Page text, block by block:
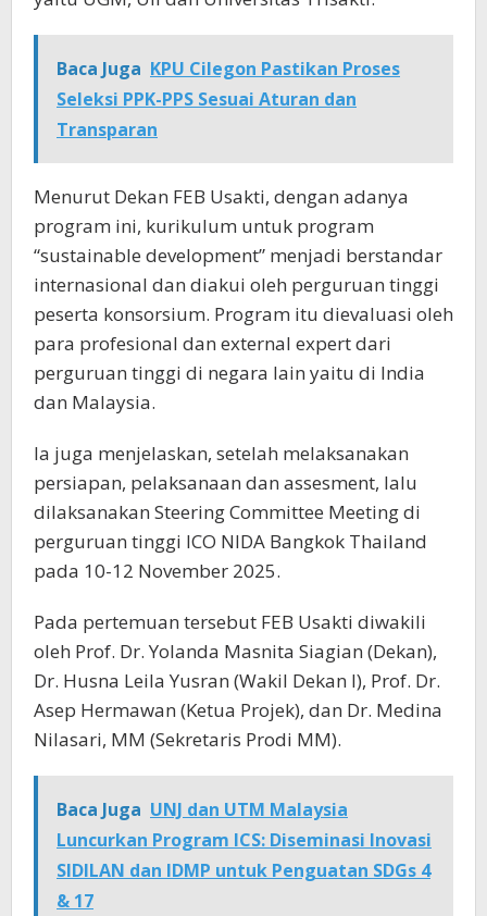
Baca Juga KPU Cilegon Pastikan Proses
Seleksi PPK-PPS Sesuai Aturan dan
Transparan
Menurut Dekan FEB Usakti, dengan adanya
program ini, kurikulum untuk program
“sustainable development” menjadi berstandar
internasional dan diakui oleh perguruan tinggi
peserta konsorsium. Program itu dievaluasi oleh
para profesional dan external expert dari
perguruan tinggi di negara lain yaitu di India
dan Malaysia.
Ia juga menjelaskan, setelah melaksanakan
persiapan, pelaksanaan dan assesment, lalu
dilaksanakan Steering Committee Meeting di
perguruan tinggi ICO NIDA Bangkok Thailand
pada 10-12 November 2025.
Pada pertemuan tersebut FEB Usakti diwakili
oleh Prof. Dr. Yolanda Masnita Siagian (Dekan),
Dr. Husna Leila Yusran (Wakil Dekan I), Prof. Dr.
Asep Hermawan (Ketua Projek), dan Dr. Medina
Nilasari, MM (Sekretaris Prodi MM).
Baca Juga UNJ dan UTM Malaysia
Luncurkan Program ICS: Diseminasi Inovasi
SIDILAN dan IDMP untuk Penguatan SDGs 4
& 17